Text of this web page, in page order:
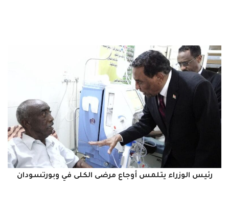
رئيس الوزراء يتلمس أوجاع مرضى الكلى في وبورتسودان